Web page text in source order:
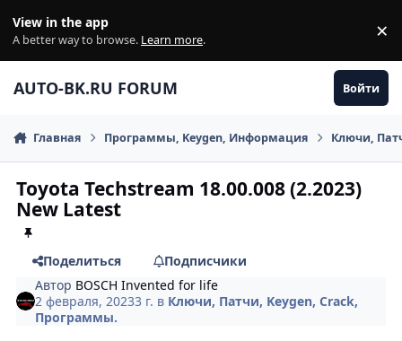
View in the app
A better way to browse. Learn more. ×
AUTO-BK.RU FORUM Войти
Главная Программы, Keygen, Информация Ключи,
Toyota Techstream 18.00.008 (2.2023)
New Latest
Поделиться
Подписчики
Автор BOSCH Invented for life
2 февраля, 20233 г. в Ключи, Патчи, Keygen, Crack,
Программы.